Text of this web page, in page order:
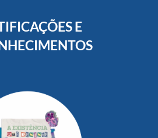
E